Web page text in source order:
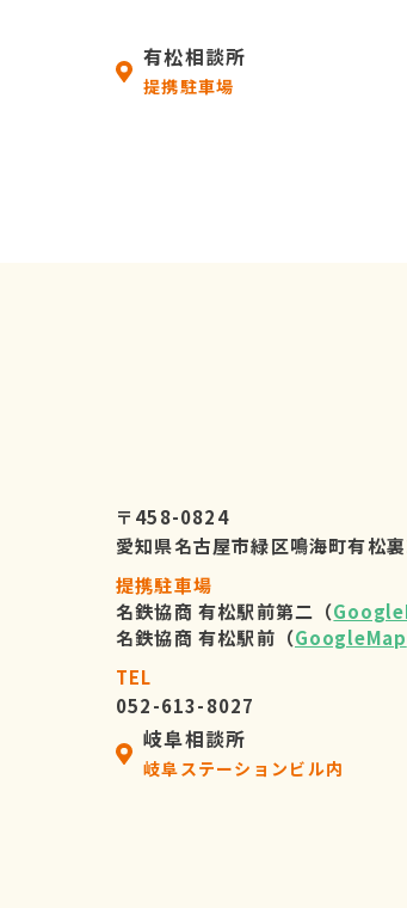
有松相談所
提携駐車場
〒458-0824
愛知県名古屋市緑区鳴海町有松
提携駐車場
名鉄協商 有松駅前第二（
名鉄協商 有松駅前（GoogleMap
TEL
052-613-8027
岐阜相談所
岐阜ステーションビル内